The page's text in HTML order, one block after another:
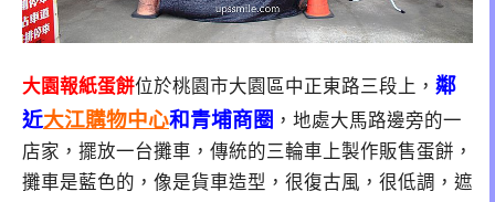
大園報紙蛋餅位於桃園市大園區中正東路三段上， 鄰
近大江購物中心和青埔商圈 ，地處大馬路邊旁的一
店家，擺放一台攤車，傳統的三輪車上製作販售蛋餅，
攤車是藍色的，像是貨車造型，很復古風，很低調，遮